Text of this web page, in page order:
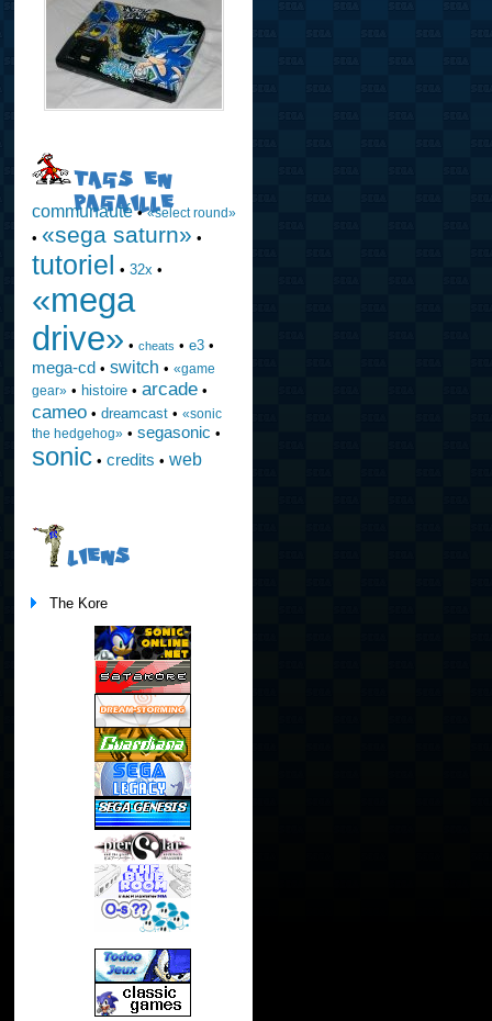
TAGS EN
PAGAILLE
communauté•«select round»
• «sega saturn» •
tutoriel • 32x •
«mega
drive» • cheats • e3•
mega-cd • switch • «game
gear»• histoire• arcade•
cameo• dreamcast• «sonic
the hedgehog»• segasonic •
sonic• credits • web
LIENS
The Kore